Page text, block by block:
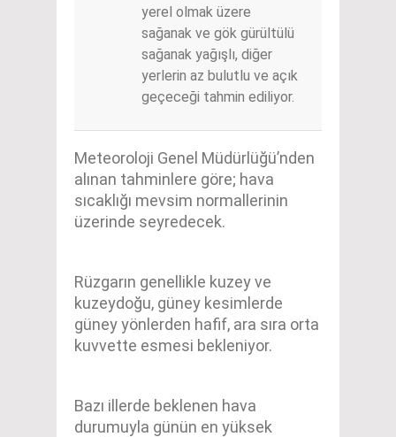
yerel olmak üzere
sağanak ve gök gürültülü
sağanak yağışlı, diğer
yerlerin az bulutlu ve açık
geçeceği tahmin ediliyor.
Meteoroloji Genel Müdürlüğü’nden
alınan tahminlere göre; hava
sıcaklığı mevsim normallerinin
üzerinde seyredecek.
Rüzgarın genellikle kuzey ve
kuzeydoğu, güney kesimlerde
güney yönlerden hafif, ara sıra orta
kuvvette esmesi bekleniyor.
Bazı illerde beklenen hava
durumuyla günün en yüksek